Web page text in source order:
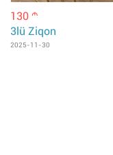
130 m
3lü Ziqon
2025-11-30